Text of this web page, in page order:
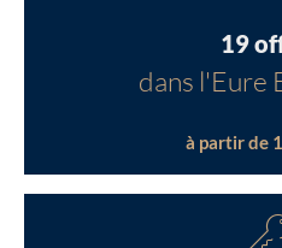
19
dans l'Eure
à partir de